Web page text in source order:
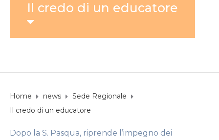
Il credo di un educatore
Home news
Sede Regionale
Il credo di un educatore
Dopo la S. Pasqua, riprende l’impegno dei